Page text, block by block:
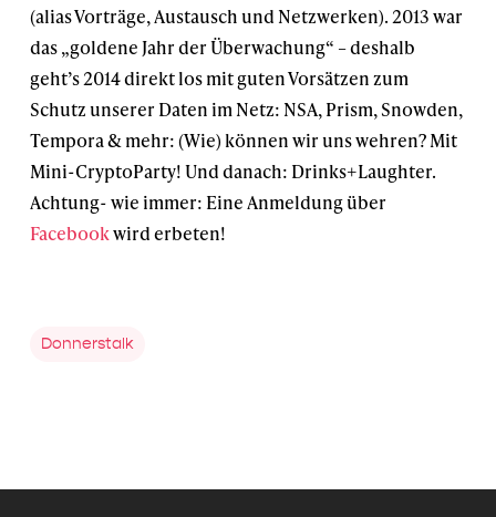
(alias Vorträge, Austausch und Netzwerken). 2013 war
das „goldene Jahr der Überwachung“ – deshalb
geht’s 2014 direkt los mit guten Vorsätzen zum
Schutz unserer Daten im Netz: NSA, Prism, Snowden,
Tempora & mehr: (Wie) können wir uns wehren? Mit
Mini-CryptoParty! Und danach: Drinks+Laughter.
Achtung- wie immer: Eine Anmeldung über
Facebookwird erbeten!
Donnerstalk